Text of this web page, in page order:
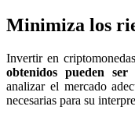
Minimiza los
Invertir en
obtenidos pueden ser
analizar el mercado
necesarias para su